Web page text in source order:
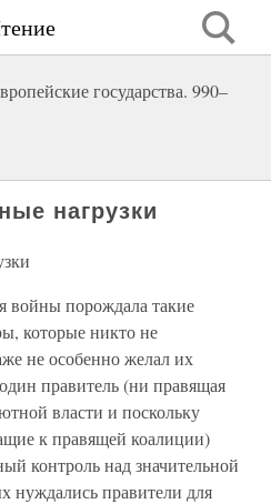
государства. 990–
нагрузки
войны порождала такие
которые никто не
не особенно желал их
правитель (ни правящая
власти и поскольку
к правящей коалиции)
контроль над значительной
нуждались правители для